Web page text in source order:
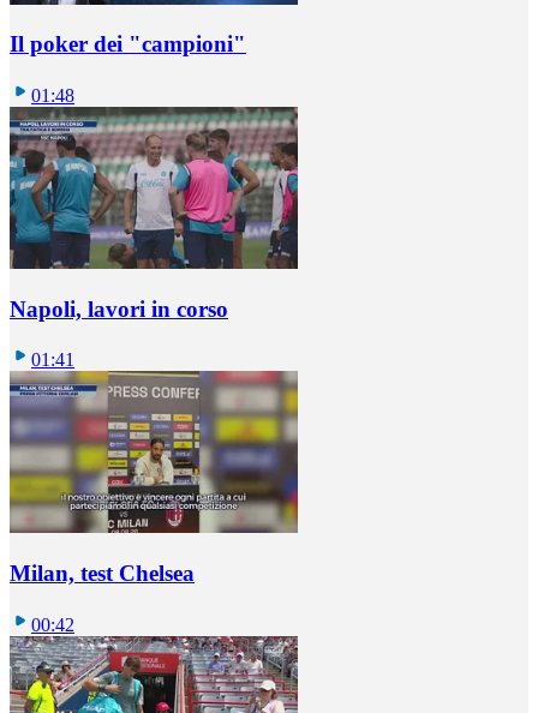
Il poker dei "campioni"
01:48
Napoli, lavori in corso
01:41
Milan, test Chelsea
00:42